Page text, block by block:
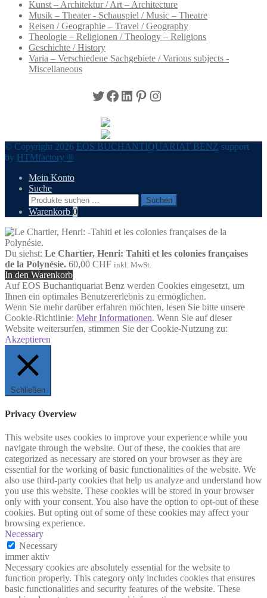
Kunst – Architektur / Art – Architecture
Musik – Theater - Schauspiel / Music – Theatre
Reisen / Geographie – Travel / Geography
Theologie – Religionen / Theology – Religions
Geschichte / History
Varia – Verschiedene Sachgebiete / Various subjects -
Miscellaneous
Twitter
Facebook
LinkedIn
Pinterest
Instagram
© Copyright 2026 EOS BUCHANTIQUARIAT BENZ support
by HTMfactory ®
Mein Konto
Suche
Suchen
nach:
Suchen
Warenkorb 0
Du siehst: Le Chartier, Henri: Tahiti et les colonies françaises
de la Polynésie. 60,00 CHF inkl. MwSt.
In den Warenkorb
Auf EOS Buchantiquariat Benz werden Cookies eingesetzt, um
Ihnen ein optimales Benutzererlebnis zu ermöglichen.
Wenn Sie mehr darüber erfahren möchten, lesen Sie bitte unsere
Cookie-Richtlinie: Mehr Informationen. Wenn Sie auf dieser
Website weitersurfen, stimmen Sie der Cookie-Nutzung zu:
Akzeptieren
Schließen
Privacy Overview
This website uses cookies to improve your experience while you
navigate through the website. Out of these, the cookies that are
categorized as necessary are stored on your browser as they are
essential for the working of basic functionalities of the website. We
also use third-party cookies that help us analyze and understand how
you use this website. These cookies will be stored in your browser
only with your consent. You also have the option to opt-out of these
cookies. But opting out of some of these cookies may affect your
browsing experience.
Necessary
Necessary
immer aktiv
Necessary cookies are absolutely essential for the website to
function properly. This category only includes cookies that ensures
basic functionalities and security features of the website. These